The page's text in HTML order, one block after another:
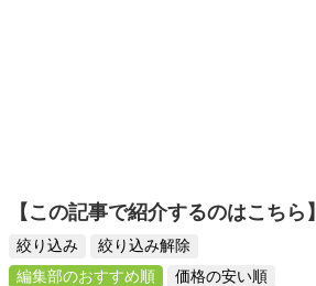
【この記事で紹介するのはこちら】
絞り込み
絞り込み解除
編集部のおすすめ順
価格の安い順